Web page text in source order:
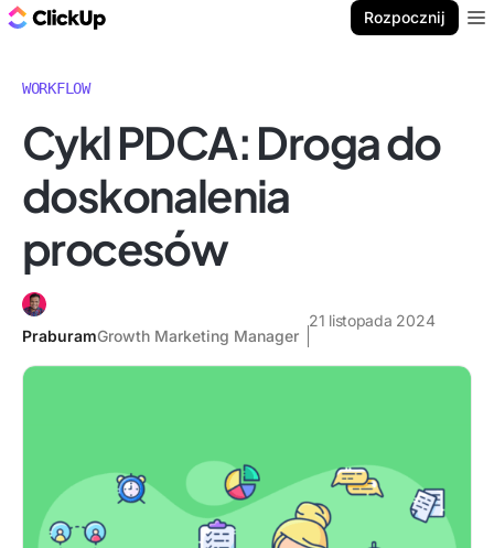
Rozpocznij
WORKFLOW
Cykl PDCA: Droga do
doskonalenia
procesów
PraburamGrowth Marketing Manager
21 listopada 2024